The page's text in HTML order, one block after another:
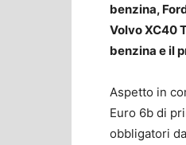
benzina,
Volvo XC40
benzina e il
Aspetto in
Euro 6b di
obbligatori